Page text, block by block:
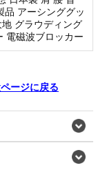
品 アーシンググッ
グラウディング
電磁波ブロッカー
ージに戻る